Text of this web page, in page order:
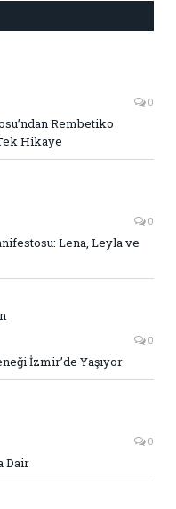
0
Rembetiko
Hikaye
0
Lena, Leyla ve
0
İzmir’de Yaşıyor
0
Dair